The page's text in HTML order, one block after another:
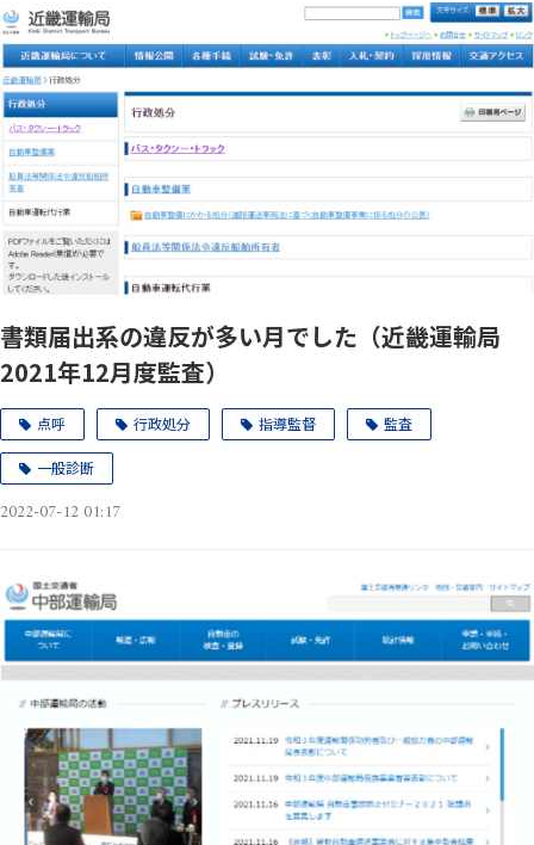
書類届出系の違反が多い月でした（近畿運輸局
2021年12月度監査）
点呼 行政処分 指導監督 監査
一般診断
2022-07-12 01:17